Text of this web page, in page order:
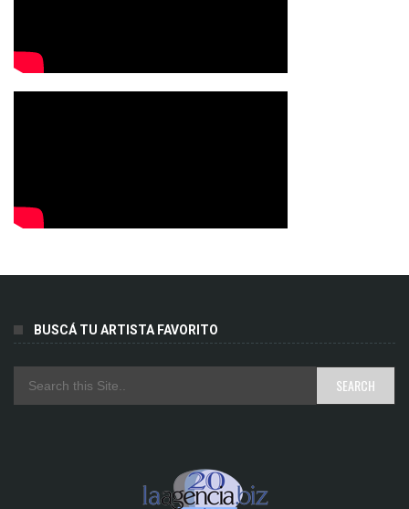
BUSCÁ TU ARTISTA FAVORITO